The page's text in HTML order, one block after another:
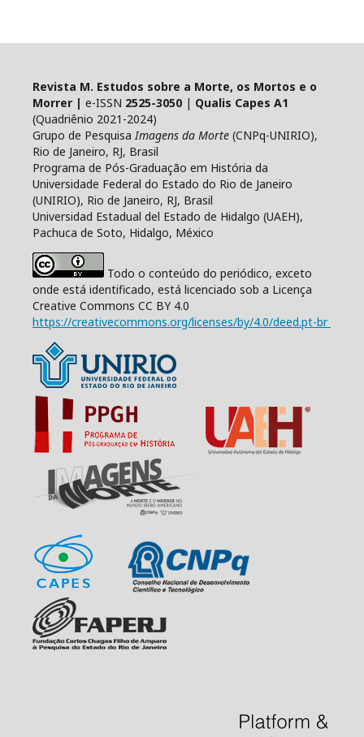
Revista M. Estudos sobre a Morte, os Mortos e o
Morrer | e-ISSN 2525-3050 | Qualis Capes A1
(Quadriênio 2021-2024)
Grupo de Pesquisa Imagens da Morte (CNPq-UNIRIO),
Rio de Janeiro, RJ, Brasil
Programa de Pós-Graduação em História da
Universidade Federal do Estado do Rio de Janeiro
(UNIRIO), Rio de Janeiro, RJ, Brasil
Universidad Estadual del Estado de Hidalgo (UAEH),
Pachuca de Soto, Hidalgo, México
Todo o conteúdo do periódico, exceto
onde está identificado, está licenciado sob a Licença
Creative Commons CC BY 4.0
https://creativecommons.org/licenses/by/4.0/deed.pt-br